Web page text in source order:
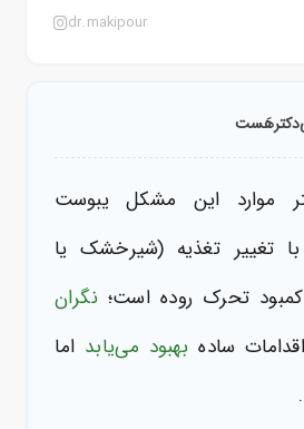
dr.makipour
دکترهَست
موارد این مشکل یبوست
تغییر تغذیه (شیرخشک یا
تحرک روده است؛ نگران
ساده بهبود می‌یابد اما